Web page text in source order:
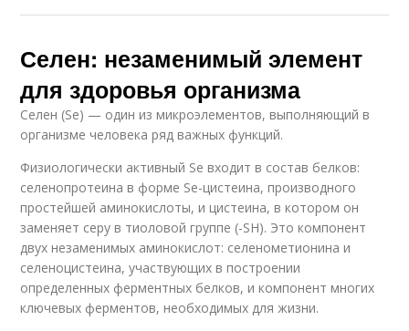
Селен: незаменимый элемент
для здоровья организма
Селен (Se) — один из микроэлементов, выполняющий в
организме человека ряд важных функций.
Физиологически активный Se входит в состав белков:
селенопротеина в форме Se-цистеина, производного
простейшей аминокислоты, и цистеина, в котором он
заменяет серу в тиоловой группе (-SH). Это компонент
двух незаменимых аминокислот: селенометионина и
селеноцистеина, участвующих в построении
определенных ферментных белков, и компонент многих
ключевых ферментов, необходимых для жизни.